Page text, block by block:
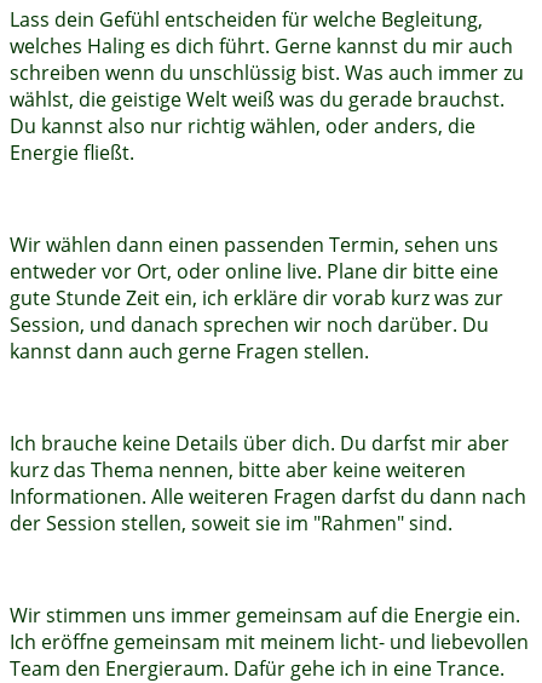
Lass dein Gefühl entscheiden für welche Begleitung,
welches Haling es dich führt. Gerne kannst du mir auch
schreiben wenn du unschlüssig bist. Was auch immer zu
wählst, die geistige Welt weiß was du gerade brauchst.
Du kannst also nur richtig wählen, oder anders, die
Energie fließt.
Wir wählen dann einen passenden Termin, sehen uns
entweder vor Ort, oder online live. Plane dir bitte eine
gute Stunde Zeit ein, ich erkläre dir vorab kurz was zur
Session, und danach sprechen wir noch darüber. Du
kannst dann auch gerne Fragen stellen.
Ich brauche keine Details über dich. Du darfst mir aber
kurz das Thema nennen, bitte aber keine weiteren
Informationen. Alle weiteren Fragen darfst du dann nach
der Session stellen, soweit sie im "Rahmen" sind.
Wir stimmen uns immer gemeinsam auf die Energie ein.
Ich eröffne gemeinsam mit meinem licht- und liebevollen
Team den Energieraum. Dafür gehe ich in eine Trance.